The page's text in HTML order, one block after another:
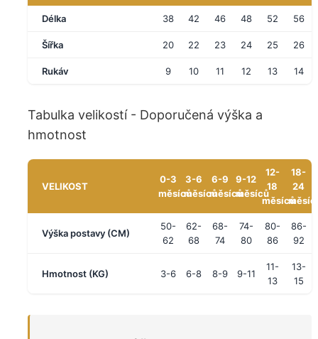
Délka 38 42 46 48 52 56
Šířka 20 22 23 24 25 26
Rukáv 9 10 11 12 13 14
Tabulka velikostí - Doporučená výška a
hmotnost
VELIKOST
0-3
měsíců
3-6
měsíců
6-9
měsíců
9-12
měsíců
12-
18
měsíců
18-
24
Výška postavy (CM)
50-
62
62-
68
68-
74
74-
80
80-
86
86-
92
Hmotnost (KG) 3-6 6-8 8-9 9-11
11-
13
13-
15